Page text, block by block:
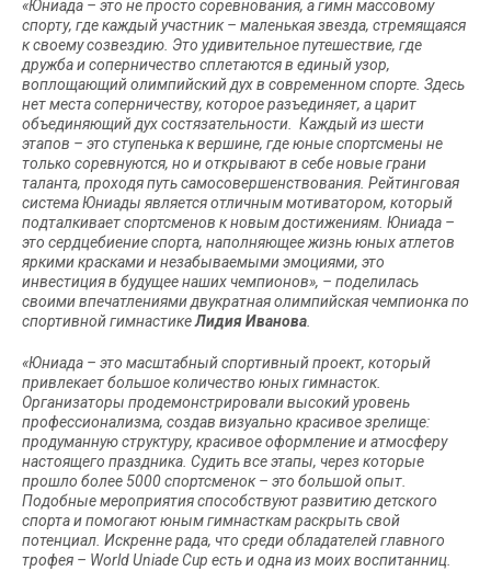
«Юниада – это не просто соревнования, а гимн массовому
спорту, где каждый участник – маленькая звезда, стремящаяся
к своему созвездию. Это удивительное путешествие, где
дружба и соперничество сплетаются в единый узор,
воплощающий олимпийский дух в современном спорте. Здесь
нет места соперничеству, которое разъединяет, а царит
объединяющий дух состязательности. Каждый из шести
этапов – это ступенька к вершине, где юные спортсмены не
только соревнуются, но и открывают в себе новые грани
таланта, проходя путь самосовершенствования. Рейтинговая
система Юниады является отличным мотиватором, который
подталкивает спортсменов к новым достижениям. Юниада –
это сердцебиение спорта, наполняющее жизнь юных атлетов
яркими красками и незабываемыми эмоциями, это
инвестиция в будущее наших чемпионов», – поделилась
своими впечатлениями двукратная олимпийская чемпионка по
спортивной гимнастикеЛидия Иванова
«Юниада – это масштабный спортивный проект, который
привлекает большое количество юных гимнасток.
Организаторы продемонстрировали высокий уровень
профессионализма, создав визуально красивое зрелище:
продуманную структуру, красивое оформление и атмосферу
настоящего праздника. Судить все этапы, через которые
прошло более 5000 спортсменок – это большой опыт.
Подобные мероприятия способствуют развитию детского
спорта и помогают юным гимнасткам раскрыть свой
потенциал. Искренне рада, что среди обладателей главного
трофея – WorldUniade Cup есть и одна из моих воспитанниц.